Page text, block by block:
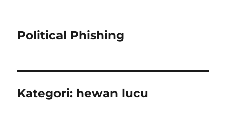
Political Phishing
Kategori: hewan lucu